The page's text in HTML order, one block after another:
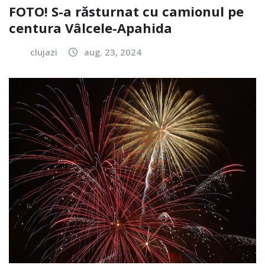
FOTO! S-a răsturnat cu camionul pe
centura Vâlcele-Apahida
clujazi aug. 23, 2024